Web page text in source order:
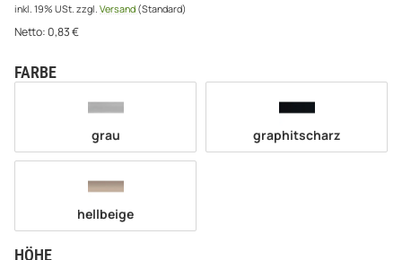
inkl. 19% USt. zzgl. Versand (Standard)
Netto:0,83€
FARBE
grau graphitscharz
hellbeige
HÖHE